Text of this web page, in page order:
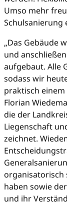
Umso mehr
Schulsanierung
„Das Gebäude
und
aufgebaut. Alle
sodass wir
praktisch
Florian
die der
Liegenschaft
zeichnet.
organisatorisch
haben sowie
und ihr